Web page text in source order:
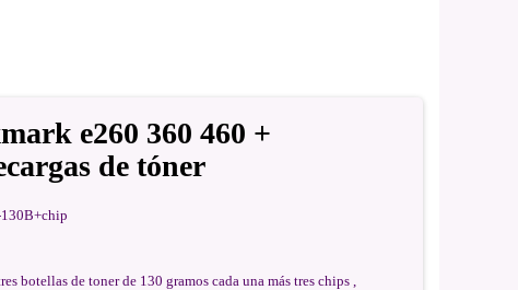
e260 360 460 +
de tóner
botellas de toner de 130 gramos cada una más tres chips ,